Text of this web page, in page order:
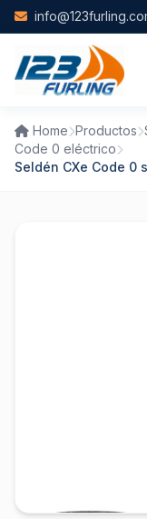
Skip to main
Home Productos
Code 0 eléctrico
Seldén CXe Code 0